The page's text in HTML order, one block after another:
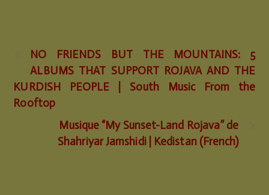
NO FRIENDS BUT THE MOUNTAINS: 5
ALBUMS THAT SUPPORT ROJAVA AND THE
KURDISH PEOPLE | South Music From the
Rooftop
Musique “My Sunset​-​Land Rojava” de
Shahriyar Jamshidi | Kedistan (French)